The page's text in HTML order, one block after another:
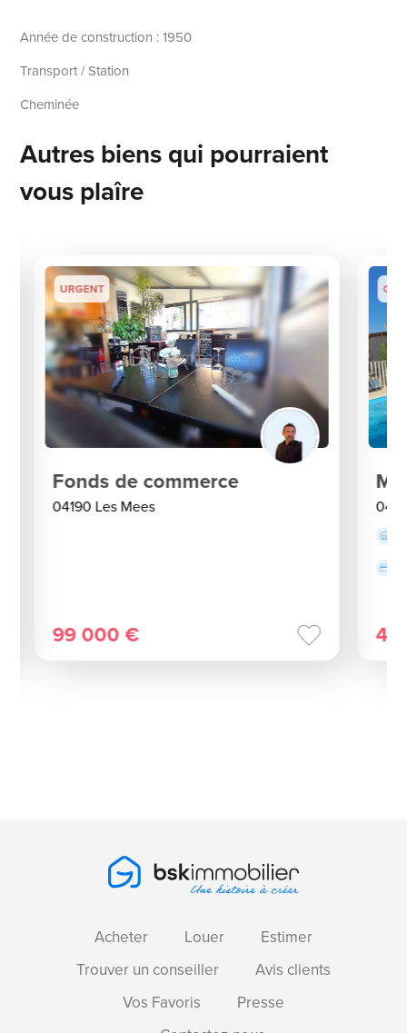
Année de construction : 1950
Transport / Station
Cheminée
Autres biens qui pourraient
vous plaîre
URGENT
Fonds de commerce
04190 Les Mees
99 000 €
Acheter Louer
Estimer
Trouver un conseiller
Avis clients
Vos Favoris
Presse